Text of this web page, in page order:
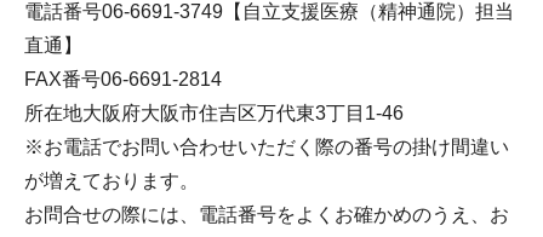
電話番号06-6691-3749【自立支援医療（精神通院）担当
直通】
FAX番号06-6691-2814
所在地大阪府大阪市住吉区万代東3丁目1-46
※お電話でお問い合わせいただく際の番号の掛け間違い
が増えております。
お問合せの際には、電話番号をよくお確かめのうえ、お